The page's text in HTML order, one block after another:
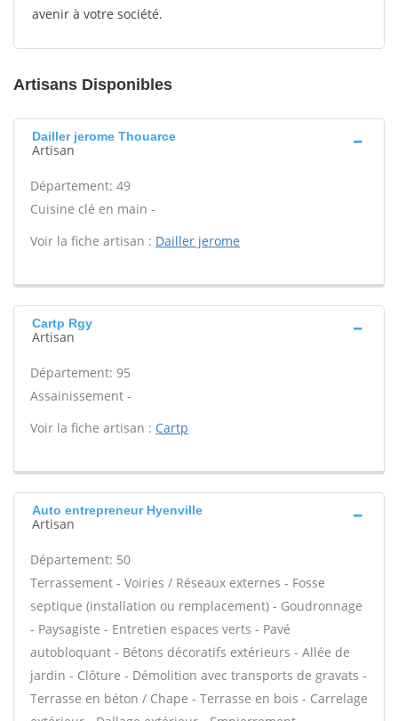
avenir à votre société.
Artisans Disponibles
Dailler jerome Thouarce
Artisan
Département: 49
Cuisine clé en main -
Voir la fiche artisan : Dailler jerome
Cartp Rgy
Artisan
Département: 95
Assainissement -
Voir la fiche artisan : Cartp
Auto entrepreneur Hyenville
Artisan
Département: 50
Terrassement - Voiries / Réseaux externes - Fosse
septique (installation ou remplacement) - Goudronnage
- Paysagiste - Entretien espaces verts - Pavé
autobloquant - Bétons décoratifs extérieurs - Allée de
jardin - Clôture - Démolition avec transports de gravats -
Terrasse en béton / Chape - Terrasse en bois - Carrelage